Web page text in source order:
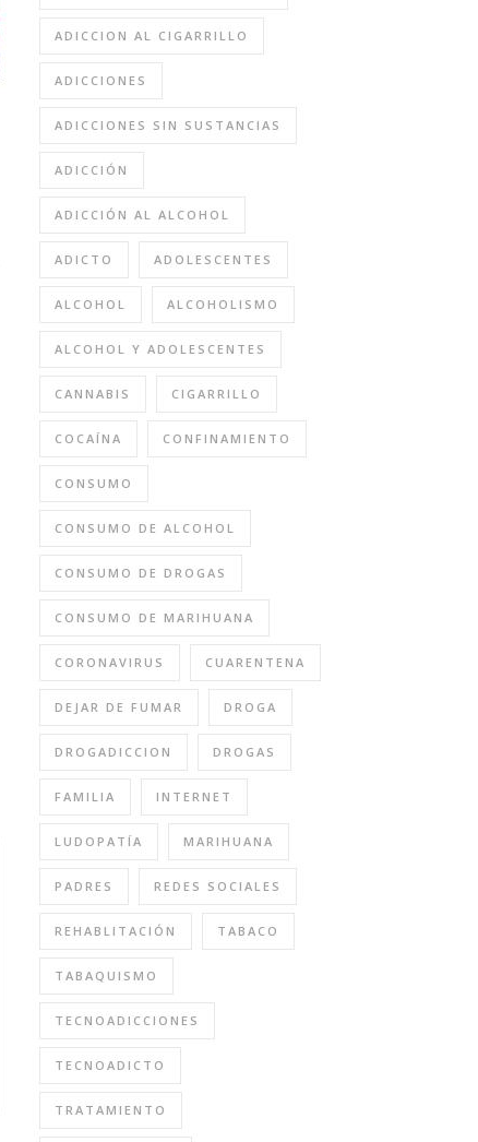
ADICCION AL CIGARRILLO
ADICCIONES
ADICCIONES SIN SUSTANCIAS
ADICCIÓN
ADICCIÓN AL ALCOHOL
ADICTO ADOLESCENTES
ALCOHOL ALCOHOLISMO
ALCOHOL Y ADOLESCENTES
CANNABIS CIGARRILLO
COCAÍNA CONFINAMIENTO
CONSUMO
CONSUMO DE ALCOHOL
CONSUMO DE DROGAS
CONSUMO DE MARIHUANA
CORONAVIRUS CUARENTENA
DEJAR DE FUMAR DROGA
DROGADICCION DROGAS
FAMILIA INTERNET
LUDOPATÍA MARIHUANA
PADRES REDES SOCIALES
REHABLITACIÓN TABACO
TABAQUISMO
TECNOADICCIONES
TECNOADICTO
TRATAMIENTO